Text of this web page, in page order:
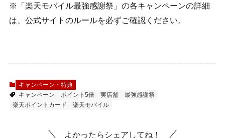
※「楽天モバイル最強感謝祭」の各キャンペーンの詳細
は、公式サイトのルールを必ずご確認ください。
キャンペーン・特典
キャンペーン
ポイント5倍 実店舗
最強感謝祭
楽天ポイントカード
楽天モバイル
よかったらシェアしてね！